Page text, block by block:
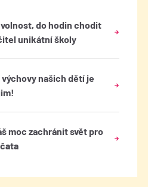
volnost, do hodin chodit
unikátní školy
našich dětí je
moc zachránit svět pro